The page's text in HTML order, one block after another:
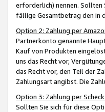
erforderlich) nennen. Sollten
fällige Gesamtbetrag den in
Option 2: Zahlung per
Partnerkonto genannte
Kauf von Produkten
uns das Recht vor,
das Recht vor, den Teil der
Zahlungsart angibst. Die
Option 3: Zahlung per Scheck.
Sollten Sie sich für diese